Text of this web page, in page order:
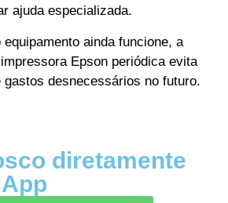
ajuda especializada.
equipamento ainda funcione, a
Epson periódica evita
desnecessários no futuro.
diretamente